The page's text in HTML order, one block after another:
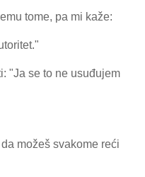
tome, pa mi kaže:
"Ja se to ne usuđujem
možeš svakome reći